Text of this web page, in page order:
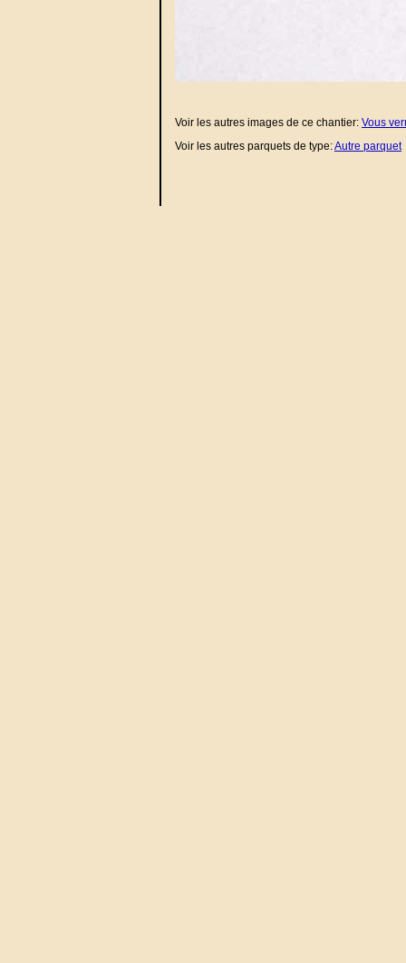
Voir les autres images de ce chantier: Vous
Voir les autres parquets de type:Autre parquet